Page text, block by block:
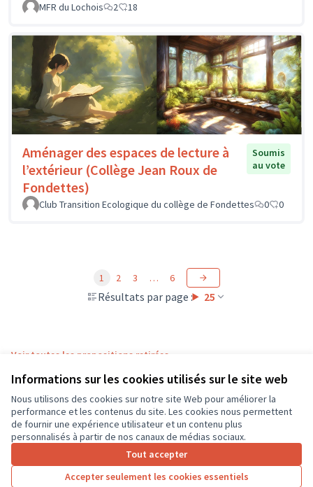
Informations sur les cookies utilisés sur le site web
Nous utilisons des cookies sur notre site Web pour améliorer la
performance et les contenus du site. Les cookies nous permettent
de fournir une expérience utilisateur et un contenu plus
personnalisés à partir de nos canaux de médias sociaux.
Tout accepter
Accepter seulement les cookies essentiels
MFR du Lochois
2 18
Aménager des espaces de lecture à
l’extérieur (Collège Jean Roux de
Fondettes)
Soumis
au vote
Club Transition Ecologique du collège de Fondettes 0 0
Résultats par page : 25
1 2 3 … 6
Voir toutes les propositions retirées
Conditions d'utilisation
Paramètres des cookies
CD37 sur X
(Lien externe)
CD37 sur Facebook
CD37 sur Instagram
CD37 sur YouTube
(Lien externe)